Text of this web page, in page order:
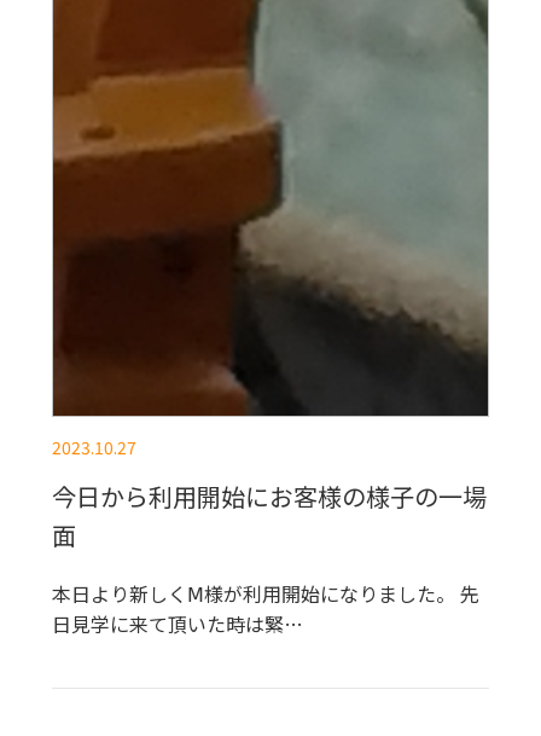
2023.10.27
今日から利用開始にお客様の様子の一場
面
本日より新しくⅯ様が利用開始になりました。 先
日見学に来て頂いた時は緊…